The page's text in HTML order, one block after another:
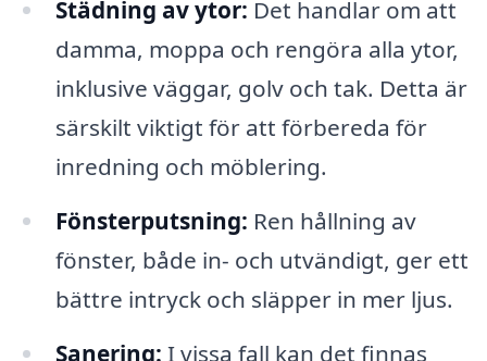
Städning av ytor: Det handlar om att
damma, moppa och rengöra alla ytor,
inklusive väggar, golv och tak. Detta är
särskilt viktigt för att förbereda för
inredning och möblering.
Fönsterputsning: Ren hållning av
fönster, både in- och utvändigt, ger ett
bättre intryck och släpper in mer ljus.
Sanering: I vissa fall kan det finnas